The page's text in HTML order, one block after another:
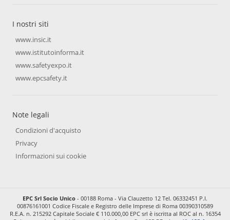
I nostri siti
www.insic.it
www.istitutoinforma.it
www.safetyexpo.it
www.epcsafety.it
Note legali
Condizioni d'acquisto
Privacy
Informazioni sui cookie
EPC Srl Socio Unico - 00188 Roma - Via Clauzetto 12 Tel. 06332451 P.I.
00876161001 Codice Fiscale e Registro delle Imprese di Roma 00390310589
R.E.A. n. 215292 Capitale Sociale € 110.000,00 EPC srl è iscritta al ROC al n. 16354